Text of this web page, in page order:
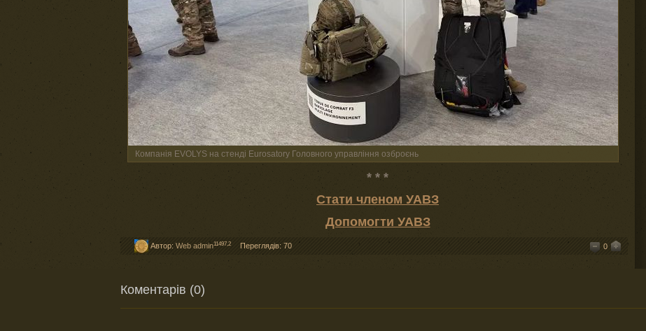
Компанія EVOLYS на стенді Eurosatory Головного управління озброєнь
* * *
Стати членом УАВЗ
Допомогти УАВЗ
Автор: Web admin11497,2 Переглядів: 70 0
Коментарів (0)